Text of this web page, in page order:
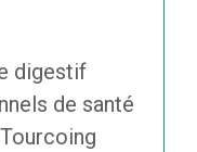
digestif
de santé